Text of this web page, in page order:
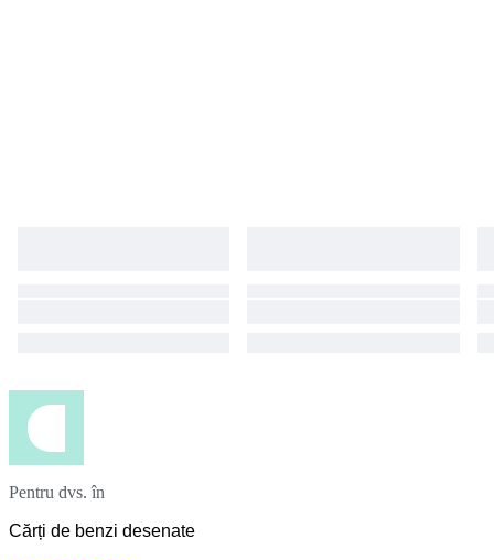
Pentru dvs. în
Cărți de benzi desenate